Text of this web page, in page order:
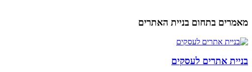
מאמרים בתחום בניית האתרים
בניית אתרים לעסקים